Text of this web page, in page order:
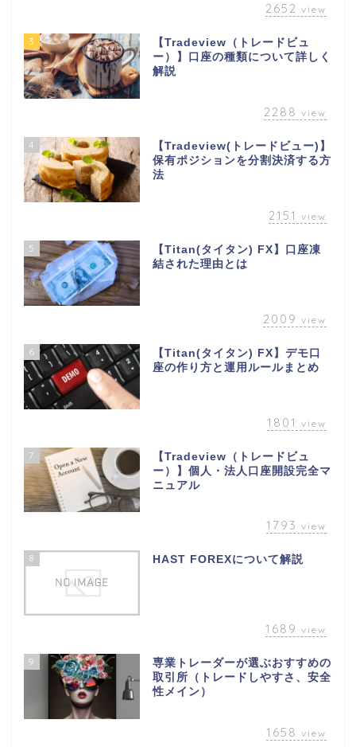
2652 view
3
【Tradeview（トレードビュ
ー）】口座の種類について詳しく
解説
2288 view
4
【Tradeview(トレードビュー)】
保有ポジションを分割決済する方
法
2151 view
5
【Titan(タイタン) FX】口座凍
結された理由とは
2009 view
6
【Titan(タイタン) FX】デモ口
座の作り方と運用ルールまとめ
1801 view
7
【Tradeview（トレードビュ
ー）】個人・法人口座開設完全マ
ニュアル
1793 view
8 HAST FOREXについて解説
1689 view
9
専業トレーダーが選ぶおすすめの
取引所（トレードしやすさ、安全
性メイン）
1658 view